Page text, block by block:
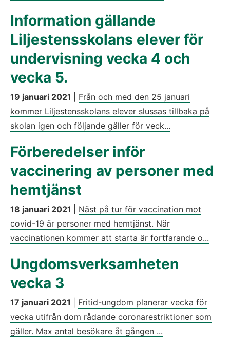
Information gällande
Liljestensskolans elever för
undervisning vecka 4 och
vecka 5.
19 januari 2021
Från och med den 25 januari
kommer Liljestensskolans elever slussas tillbaka på
skolan igen och följande gäller för veck...
Förberedelser inför
vaccinering av personer med
hemtjänst
18 januari 2021
Näst på tur för vaccination mot
covid-19 är personer med hemtjänst. När
vaccinationen kommer att starta är fortfarande o...
Ungdomsverksamheten
vecka 3
17 januari 2021
Fritid-ungdom planerar vecka för
vecka utifrån dom rådande coronarestriktioner som
gäller. Max antal besökare åt gången ...